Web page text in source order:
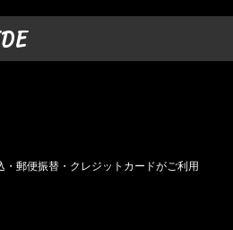
郵便振替・クレジットカードがご利用